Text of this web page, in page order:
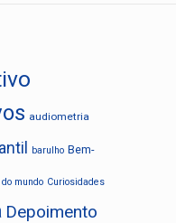
audiometria
barulho Bem-
mundo Curiosidades
Depoimento